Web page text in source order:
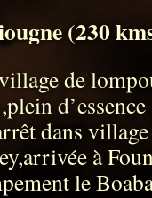
(230
de
dans
à
le